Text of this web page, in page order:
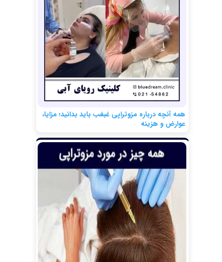
همه آنچه درباره مزوتراپی غبغب باید بدانید؛ مزایا،
عوارض و هزینه